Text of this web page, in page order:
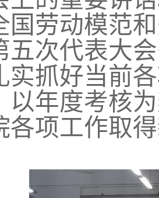
国劳动模范
五次代表大
实抓好当前
以年度考核
各项工作取